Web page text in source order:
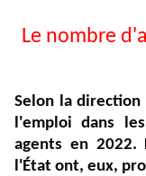
Le nombre
Selon la direction
l'emploi dans
agents en 2022.
l'État ont, eux,